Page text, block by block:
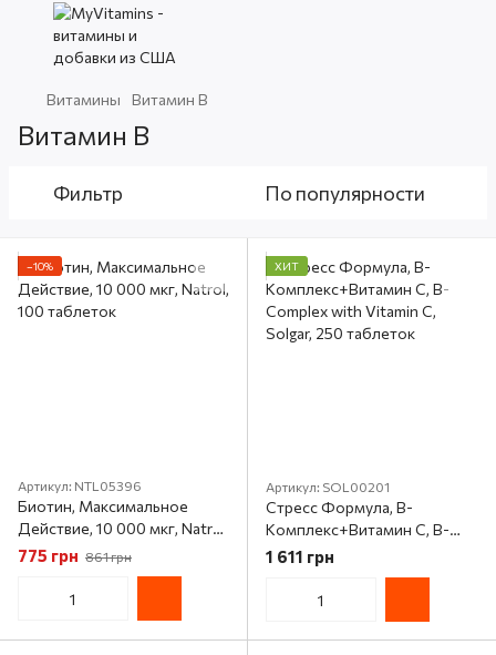
Витамины Витамин В
Витамин В
Фильтр По популярности
−10%
Артикул: NTL05396
Биотин, Максимальное
Действие, 10 000 мкг, Natrol,
100 таблеток
775 грн 861 грн
ХИТ
Артикул: SOL00201
Стресс Формула, В-
Комплекс+Витамин С, B-
Complex with Vitamin С,
Solgar, 250 таблеток
1 611 грн